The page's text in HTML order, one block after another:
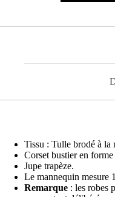
Tissu : Tulle brodé à la
Corset bustier en
Jupe trapèze.
Le mannequin mesure
Remarque : les robes